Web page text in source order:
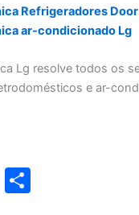
Refrigeradores
ar-condicionado Lg
Lg resolve todos os
e ar-
E